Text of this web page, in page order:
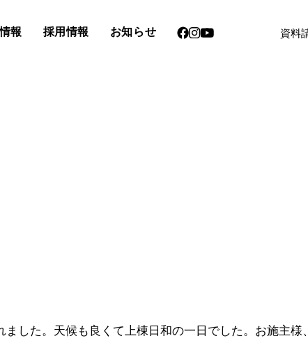
報 採用情報 お知らせ 資料
した。天候も良くて上棟日和の一日でした。お施主様